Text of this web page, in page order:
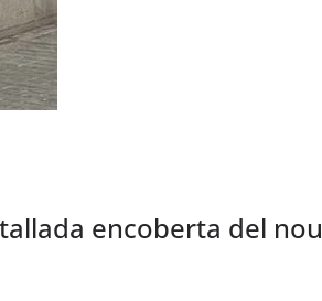
encoberta del nou